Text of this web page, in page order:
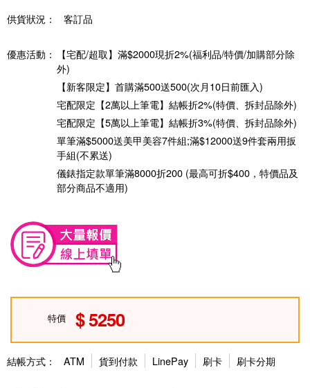
供貨狀況： 客訂品
優惠活動：
【宅配/超取】滿$2000現折2%(福利品/特價/加購部分除
外)
【新客限定】首購滿500送500(次月10日前匯入)
宅配限定【2萬以上筆電】結帳折2%(特價、拆封品除外)
宅配限定【5萬以上筆電】結帳折3%(特價、拆封品除外)
單筆滿$5000送美甲美容7件組;滿$12000送9件套兩用扳
手組(不累送)
儀錶指定款單筆滿8000折200 (最高可折$400，特價品及
部分商品不適用)
特價 5250
結帳方式： ATM 貨到付款 LinePay 刷卡 刷卡分期